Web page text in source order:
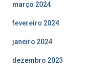
março 2024
fevereiro 2024
janeiro 2024
dezembro 2023